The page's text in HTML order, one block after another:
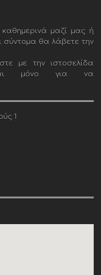
καθημερινά μαζί μας ή
σύντομα θα λάβετε την
με την ιστοσελίδα
μόνο για να
1